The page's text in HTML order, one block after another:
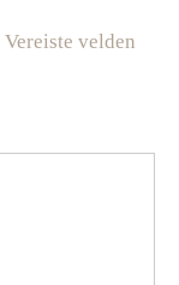
Vereiste velden